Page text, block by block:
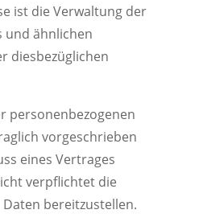
ist die Verwaltung der
und ähnlichen
diesbezüglichen
personenbezogenen
vorgeschrieben
eines Vertrages
verpflichtet die
bereitzustellen.